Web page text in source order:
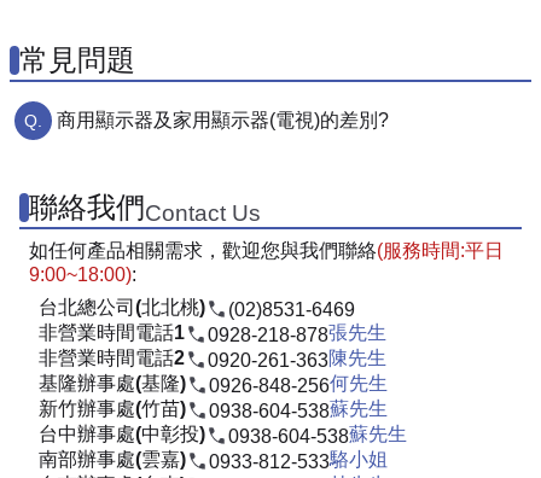
常見問題
商用顯示器及家用顯示器(電視)的差別?
聯絡我們Contact Us
如任何產品相關需求，歡迎您與我們聯絡(服務時間:平日
9:00~18:00):
台北總公司(北北桃)
(02)8531-6469
非營業時間電話1
0928-218-878張先生
非營業時間電話2
0920-261-363陳先生
基隆辦事處(基隆)
0926-848-256何先生
新竹辦事處(竹苗)
0938-604-538蘇先生
台中辦事處(中彰投)
0938-604-538蘇先生
南部辦事處(雲嘉)
0933-812-533駱小姐